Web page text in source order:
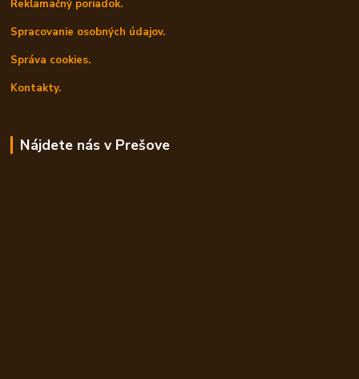
Reklamačný poriadok.
Spracovanie osobných údajov.
Správa cookies.
Kontakty.
Nájdete nás v Prešove